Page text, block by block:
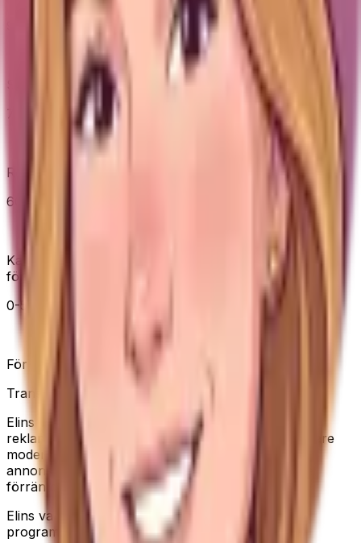
Starkt val med få tydliga kompromisser.
75-89
Rekommenderbart, men med caveats som spelar roll.
60-74
Helt okej
Kan passa rätt person, men är inte ett självklart
förstaval.
0-59
Rekommenderas inte
För svagt värde eller för stora frågetecken.
Transparens
Elins val innehåller redaktionella produkturval och
reklamlänkar till Amazon. Recensioner från besökare
modereras innan de publiceras. Vi använder inte
annonseringspixlar, och sätter ingen analyscookie
förrän du godkänner det i cookiebannern.
Elins val är en deltagare i Amazon Associates-
programmet. Som Amazon-partner tjänar vi på